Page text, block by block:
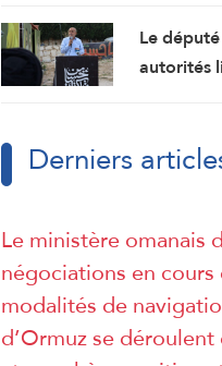
Le
autorités
Derniers
Le ministère omanais
négociations en
modalités de
d’Ormuz se